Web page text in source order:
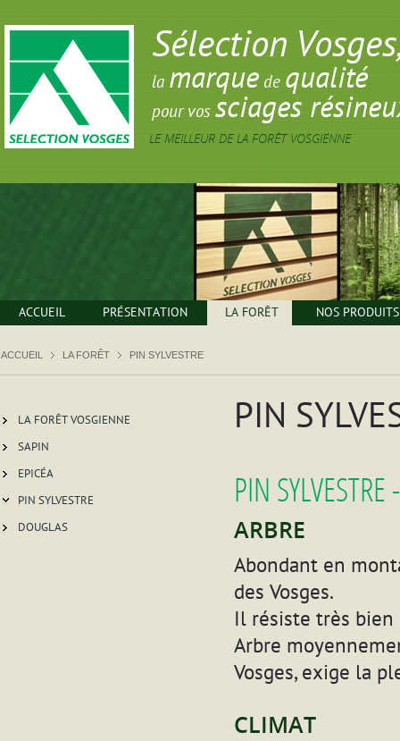
Sélection
la marque de qualité
pour vos sciages
LE MEILLEUR DE LA FORÊT VOSGIENNE
ACCUEIL PRÉSENTATION LA FORÊT NOS PRODUITS
ACCUEIL LA FORÊT PIN SYLVESTRE
LA FORÊT VOSGIENNE
SAPIN
EPICÉA
PIN SYLVESTRE
DOUGLAS
PIN
PIN
ARBRE
Abondant en
des Vosges.
Il résiste très bien
Arbre
Vosges, exige la
CLIMAT